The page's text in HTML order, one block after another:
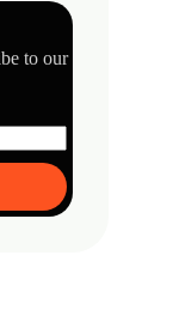
to our